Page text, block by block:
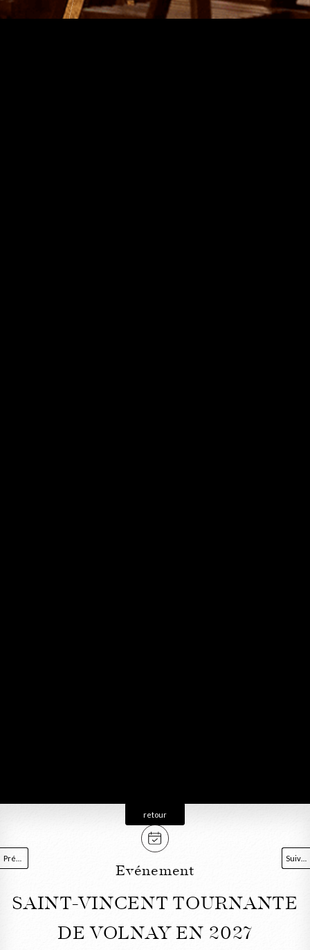
retour
Evénement
SAINT-VINCENT TOURNANTE
DE VOLNAY EN 2027